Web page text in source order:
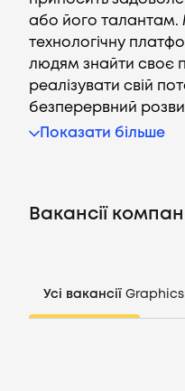
або його
технологічну
людям знайти своє
реалізувати свій
безперервний
Показати більше
Вакансії
Усі вакансії Graphics